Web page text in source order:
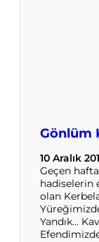
Gönlüm
10 Aralık
Geçen
hadiselerin
olan
Yandık…